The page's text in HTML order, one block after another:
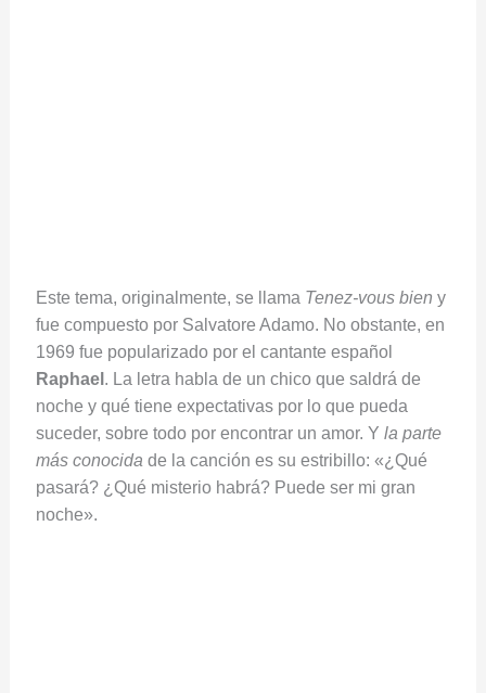
Este tema, originalmente, se llama Tenez-vous bien y
fue compuesto por Salvatore Adamo. No obstante, en
1969 fue popularizado por el cantante español
Raphael . La letra habla de un chico que saldrá de
noche y qué tiene expectativas por lo que pueda
suceder, sobre todo por encontrar un amor. Y la parte
más conocida de la canción es su estribillo: «¿Qué
pasará? ¿Qué misterio habrá? Puede ser mi gran
noche».